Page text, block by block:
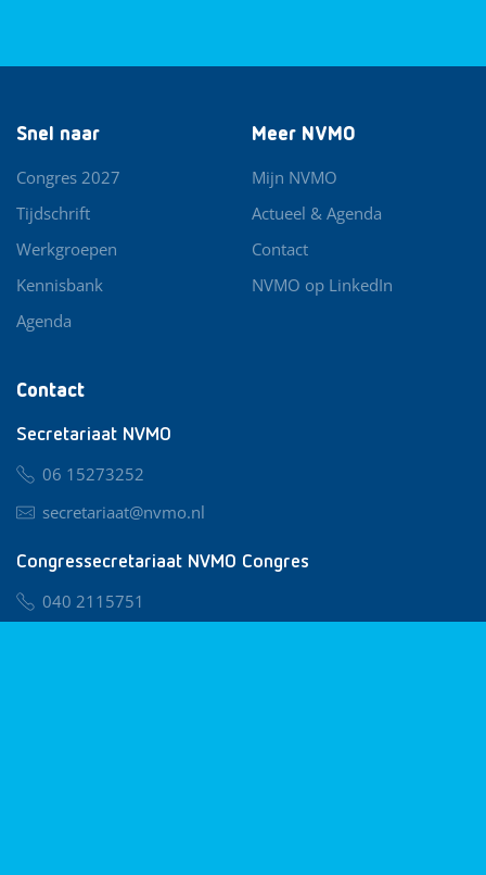
Contact
Secretariaat NVMO
06 15273252
secretariaat@nvmo.nl
Congressecretariaat NVMO Congres
040 2115751
Snel naar
Congres 2027
Tijdschrift
Werkgroepen
Kennisbank
Agenda
Meer NVMO
Mijn NVMO
Actueel & Agenda
Contact
NVMO op LinkedIn